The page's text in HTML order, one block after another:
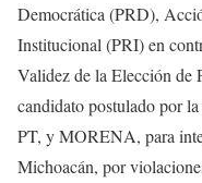
Democrática (PRD),
Institucional (PRI) en
Validez de la Elección de
candidato postulado por
PT, y MORENA, para
Michoacán, por